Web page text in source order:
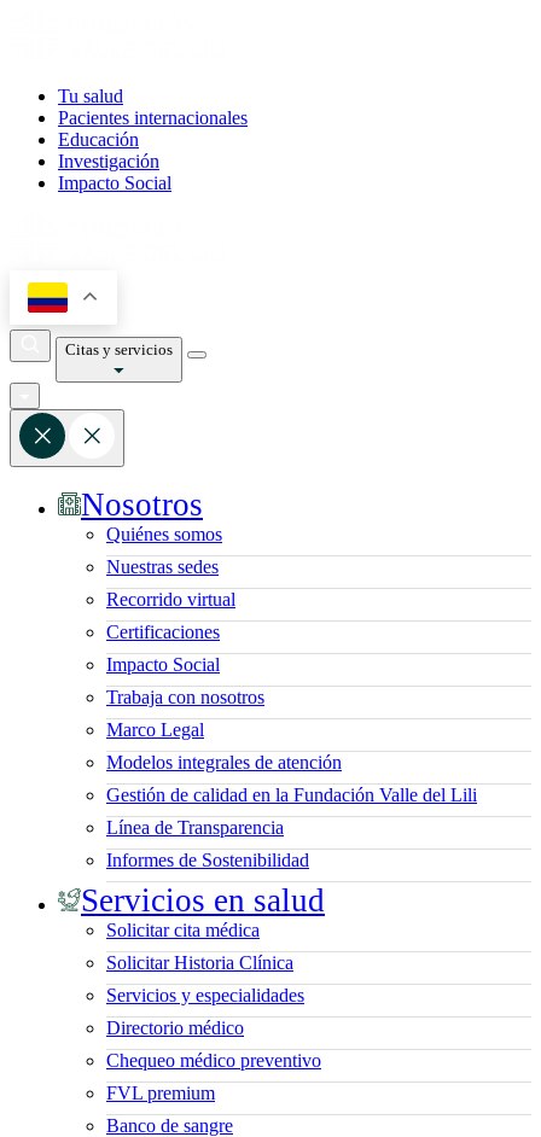
Tu salud
Pacientes internacionales
Educación
Investigación
Impacto Social
Citas y servicios
Nosotros
Quiénes somos
Nuestras sedes
Recorrido virtual
Certificaciones
Impacto Social
Trabaja con nosotros
Marco Legal
Modelos integrales de atención
Gestión de calidad en la Fundación Valle del Lili
Línea de Transparencia
Informes de Sostenibilidad
Servicios en salud
Solicitar cita médica
Solicitar Historia Clínica
Servicios y especialidades
Directorio médico
Chequeo médico preventivo
FVL premium
Banco de sangre